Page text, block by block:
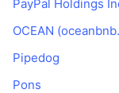
PayPal Holdings
OCEAN
Pipedog
Pons